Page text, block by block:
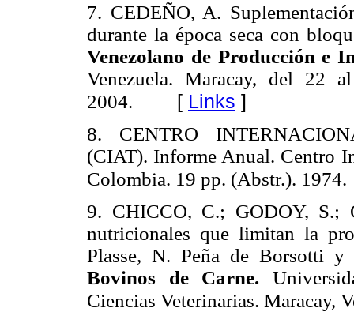
7. CEDEÑO, A.
durante la época seca con
Venezolano de Producción e
Venezuela. Maracay, del 22
2004. [ Links ]
8. CENTRO
(CIAT). Informe Anual. Centro
Colombia. 19 pp. (Abstr.). 1974.
9. CHICCO, C.; GODOY, S.;
nutricionales que limitan la
Plasse, N. Peña de Borsotti
Bovinos de Carne.
Ciencias Veterinarias. Maracay,